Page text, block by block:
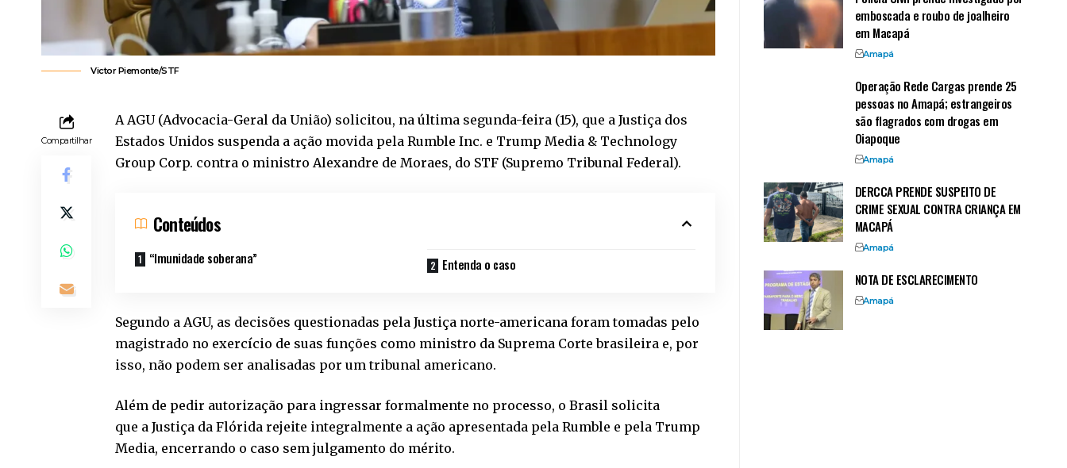
Victor Piemonte/STF
Compartilhar
A AGU (Advocacia-Geral da União) solicitou, na última segunda-feira (15), que a Justiça dos
Estados Unidos suspenda a ação movida pela Rumble Inc. e Trump Media & Technology
Group Corp. contra o ministro Alexandre de Moraes, do STF (Supremo Tribunal Federal).
Conteúdos
“Imunidade soberana” Entenda o caso
Segundo a AGU, as decisões questionadas pela Justiça norte-americana foram tomadas pelo
magistrado no exercício de suas funções como ministro da Suprema Corte brasileira e, por
isso, não podem ser analisadas por um tribunal americano.
Além de pedir autorização para ingressar formalmente no processo, o Brasil solicita
que a Justiça da Flórida rejeite integralmente a ação apresentada pela Rumble e pela Trump
Media, encerrando o caso sem julgamento do mérito.
emboscada e roubo de joalheiro
em Macapá
Amapá
Operação Rede Cargas prende 25
pessoas no Amapá; estrangeiros
são flagrados com drogas em
Oiapoque
Amapá
DERCCA PRENDE SUSPEITO DE
CRIME SEXUAL CONTRA CRIANÇA EM
MACAPÁ
Amapá
NOTA DE ESCLARECIMENTO
Amapá